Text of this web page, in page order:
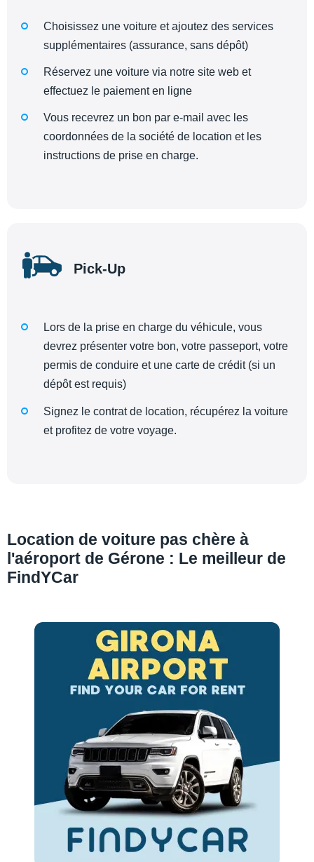
Choisissez une voiture et ajoutez des services
supplémentaires (assurance, sans dépôt)
Réservez une voiture via notre site web et
effectuez le paiement en ligne
Vous recevrez un bon par e-mail avec les
coordonnées de la société de location et les
instructions de prise en charge.
Pick-Up
Lors de la prise en charge du véhicule, vous
devrez présenter votre bon, votre passeport, votre
permis de conduire et une carte de crédit (si un
dépôt est requis)
Signez le contrat de location, récupérez la voiture
et profitez de votre voyage.
Location de voiture pas chère à
l'aéroport de Gérone : Le meilleur de
FindYCar